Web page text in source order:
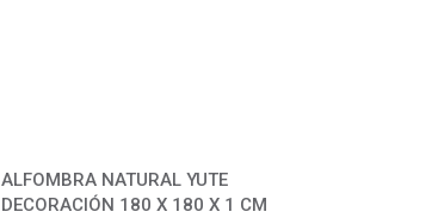
ALFOMBRA NATURAL YUTE
DECORACIÓN 180 X 180 X 1 CM